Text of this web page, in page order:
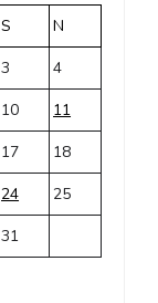
S
N
3
4
10
11
17
18
24
25
31